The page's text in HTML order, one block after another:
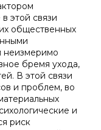
этой связи
общественных
неизмеримо
бремя ухода,
В этой связи
и проблем, во
и
риск